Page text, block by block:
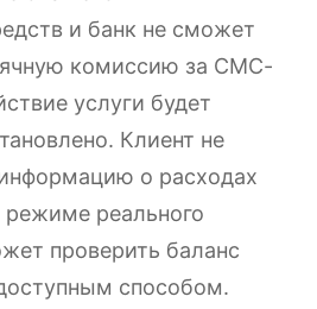
и банк не сможет
комиссию за СМС-
услуги будет
Клиент не
о расходах
режиме реального
проверить баланс
способом.